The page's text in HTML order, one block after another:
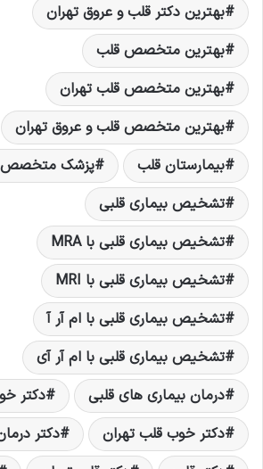
بهترین دکتر قلب و عروق تهران
بهترین متخصص قلب
بهترین متخصص قلب تهران
بهترین متخصص قلب و عروق تهران
بیمارستان قلب
پزشک متخصص
تشخیص بیماری قلبی
تشخیص بیماری قلبی با MRA
تشخیص بیماری قلبی با MRI
تشخیص بیماری قلبی با ام آر آ
تشخیص بیماری قلبی با ام آر آی
درمان بیماری های قلبی
دکتر
دکتر خوب قلب تهران
دکتر